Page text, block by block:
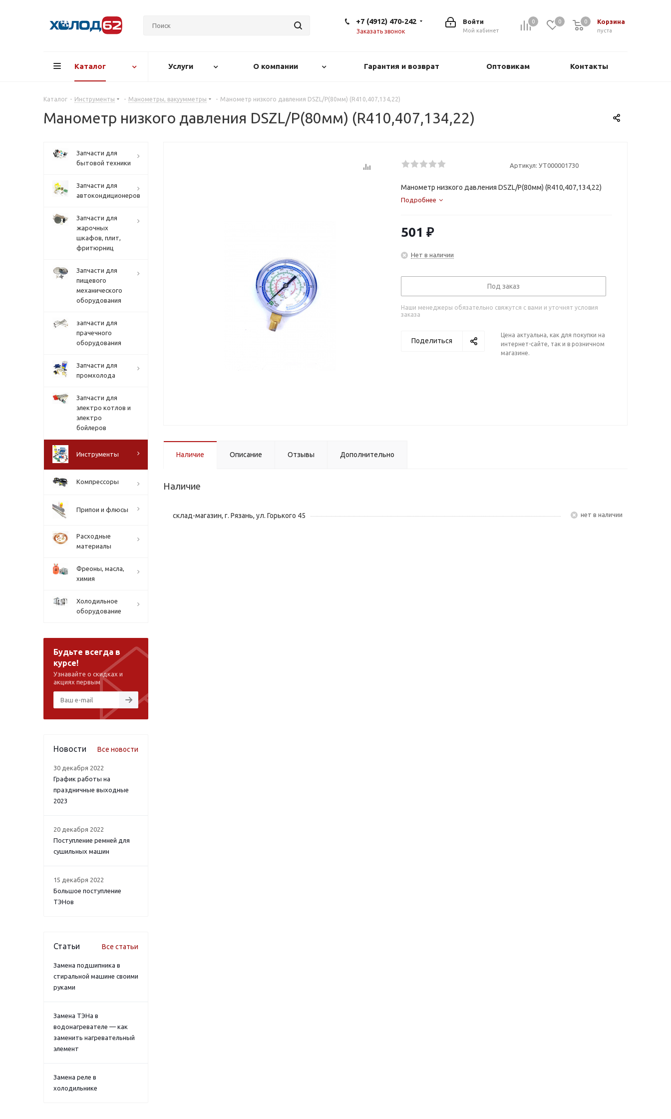
0 0 Корзина
0
пуста
0
Войти
Мой кабинет
+7 (4912) 470-242
Заказать звонок
Каталог Услуги О компании Гарантия и возврат Оптовикам Контакты
Каталог - Инструменты - Манометры, вакуумметры - Манометр низкого давления DSZL/Р(80мм) (R410,407,134,22)
Манометр низкого давления DSZL/Р(80мм) (R410,407,134,22)
Артикул: УТ000001730
Манометр низкого давления DSZL/Р(80мм) (R410,407,134,22)
Подробнее
501 ₽
Нет в наличии
Под заказ
Наши менеджеры обязательно свяжутся с вами и уточнят условия
заказа
Поделиться
Цена актуальна, как для покупки на
интернет-сайте, так и в розничном
магазине.
Наличие Описание Отзывы Дополнительно
Наличие
склад-магазин, г. Рязань, ул. Горького 45 Нет в наличии
Запчасти для
бытовой техники
Запчасти для
автокондиционеров
Запчасти для
жарочных
шкафов, плит,
фритюрниц
Запчасти для
пищевого
механического
оборудования
запчасти для
прачечного
оборудования
Запчасти для
промхолода
Запчасти для
электро котлов и
электро
бойлеров
Инструменты
Компрессоры
Припои и флюсы
Расходные
материалы
Фреоны, масла,
химия
Холодильное
оборудование
Будьте всегда в
курсе!
Узнавайте о скидках и
акциях первым
Новости Все новости
30 декабря 2022
График работы на
праздничные выходные
2023
20 декабря 2022
Поступление ремней для
сушильных машин
15 декабря 2022
Большое поступление
ТЭНов
Статьи Все статьи
Замена подшипника в
стиральной машине своими
руками
Замена ТЭНа в
водонагревателе — как
заменить нагревательный
элемент
Замена реле в
холодильнике